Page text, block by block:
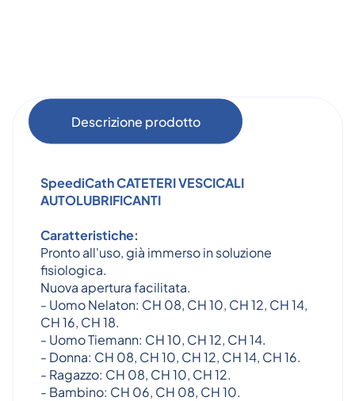
Descrizione prodotto
SpeediCathCATETERI VESCICALI
AUTOLUBRIFICANTI
Caratteristiche:
Pronto all'uso, già immerso in soluzione
fisiologica.
Nuova apertura facilitata.
- Uomo Nelaton: CH 08, CH 10, CH 12, CH 14,
CH 16, CH 18.
- Uomo Tiemann: CH 10, CH 12, CH 14.
- Donna: CH 08, CH 10, CH 12, CH 14, CH 16.
- Ragazzo: CH 08, CH 10, CH 12.
- Bambino: CH 06, CH 08, CH 10.